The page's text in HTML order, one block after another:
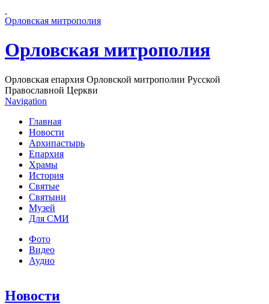
Орловская митрополия
Орловская митрополия
Орловская епархия Орловской митрополии Русской
Православной Церкви
Navigation
Главная
Новости
Архипастырь
Епархия
Храмы
История
Святые
Святыни
Музей
Для СМИ
Фото
Видео
Аудио
Новости